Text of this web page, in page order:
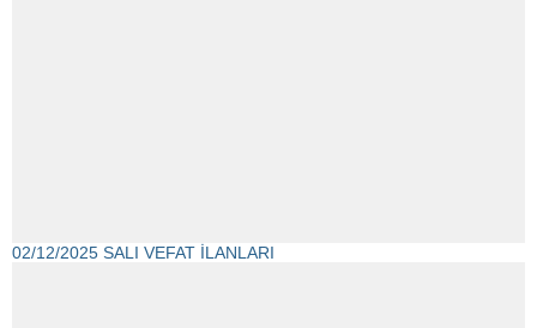
02/12/2025 SALI VEFAT İLANLARI